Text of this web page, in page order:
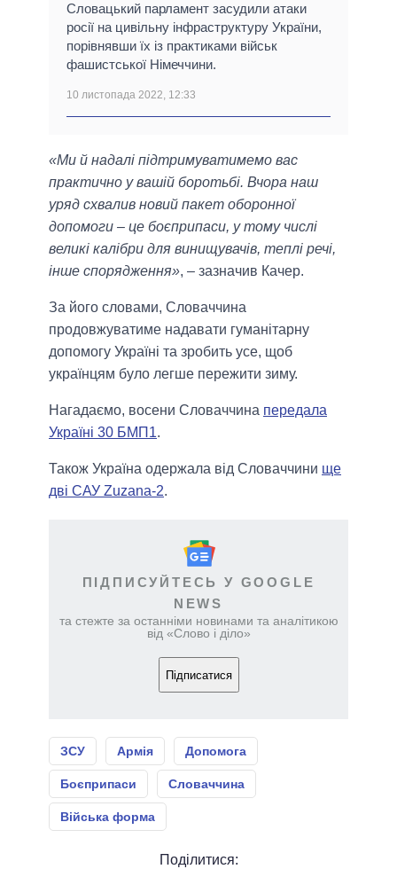
Словацький парламент засудили атаки
росії на цивільну інфраструктуру України,
порівнявши їх із практиками військ
фашистської Німеччини.
10 листопада 2022, 12:33
«Ми й надалі підтримуватимемо вас
практично у вашій боротьбі. Вчора наш
уряд схвалив новий пакет оборонної
допомоги – це боєприпаси, у тому числі
великі калібри для винищувачів, теплі речі,
інше спорядження», – зазначив Качер.
За його словами, Словаччина
продовжуватиме надавати гуманітарну
допомогу Україні та зробить усе, щоб
українцям було легше пережити зиму.
Нагадаємо, восени Словаччина передала
Україні 30 БМП1.
Також Україна одержала від Словаччини ще
дві САУ Zuzana-2.
ПІДПИСУЙТЕСЬ У GOOGLE
NEWS
та стежте за останніми новинами та аналітикою
від «Слово і діло»
Підписатися
ЗСУ Армія Допомога
Боєприпаси Словаччина
Війська форма
Поділитися: